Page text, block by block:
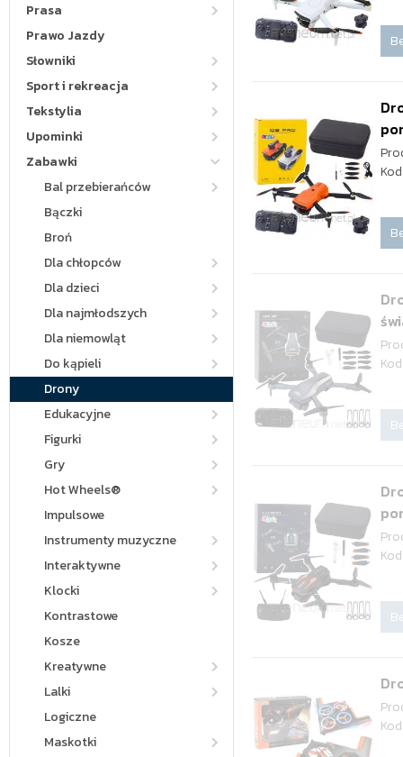
Prasa
Prawo Jazdy
Słowniki
Sport i rekreacja
Tekstylia
Upominki
Zabawki
Bal przebierańców
Bączki
Broń
Dla chłopców
Dla dzieci
Dla najmłodszych
Dla niemowląt
Do kąpieli
Drony
Edukacyjne
Figurki
Gry
Hot Wheels®
Impulsowe
Instrumenty muzyczne
Interaktywne
Klocki
Kontrastowe
Kosze
Kreatywne
Lalki
Logiczne
Maskotki